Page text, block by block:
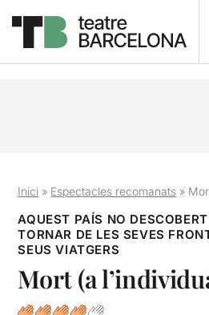
Inici » Espectacles recomanats »
AQUEST PAÍS NO
TORNAR DE LES SEVES
SEUS VIATGERS
Mort (a